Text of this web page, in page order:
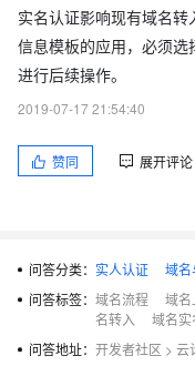
实名认证影响现有域名
信息模板的应用，必须
进行后续操作。
2019-07-17 21:54:40
赞同 展开评论
问答分类： 实人认证
域名
问答标签： 域名流程 域名
名转入
域名
问答地址： 开发者社区 > 云